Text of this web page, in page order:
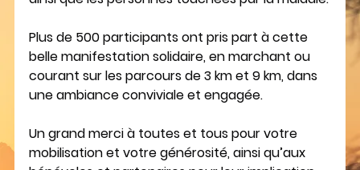
Plus de 500 participants ont pris part à cette
belle manifestation solidaire, en marchant ou
courant sur les parcours de 3 km et 9 km, dans
une ambiance conviviale et engagée.
Un grand merci à toutes et tous pour votre
mobilisation et votre générosité, ainsi qu’aux